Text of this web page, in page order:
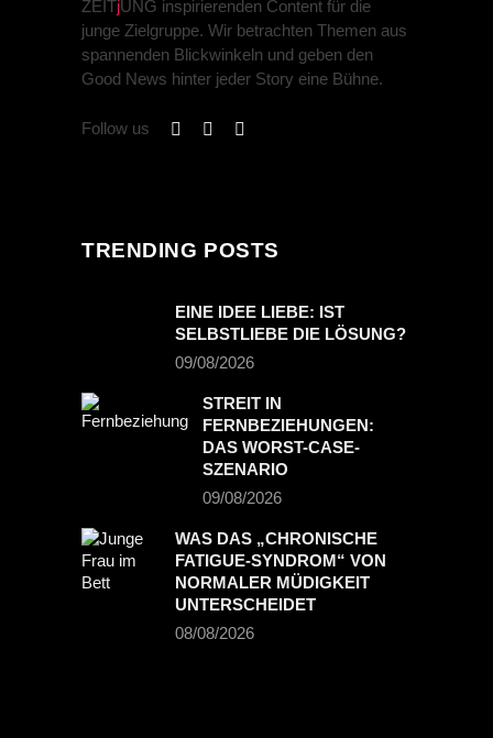
ZEITjUNG inspirierenden Content für die
junge Zielgruppe. Wir betrachten Themen aus
spannenden Blickwinkeln und geben den
Good News hinter jeder Story eine Bühne.
Follow us
TRENDING POSTS
EINE IDEE LIEBE: IST
SELBSTLIEBE DIE LÖSUNG?
09/08/2026
STREIT IN
FERNBEZIEHUNGEN:
DAS WORST-CASE-
SZENARIO
09/08/2026
WAS DAS „CHRONISCHE
FATIGUE-SYNDROM“ VON
NORMALER MÜDIGKEIT
UNTERSCHEIDET
08/08/2026